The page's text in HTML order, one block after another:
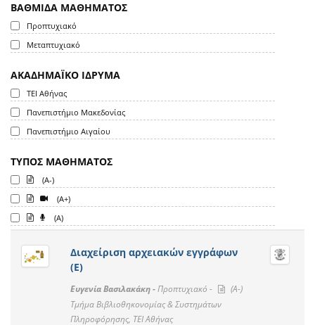
ΒΑΘΜΙΔΑ ΜΑΘΗΜΑΤΟΣ
Προπτυχιακό
Μεταπτυχιακό
ΑΚΑΔΗΜΑΪΚΟ ΙΔΡΥΜΑ
ΤΕΙ Αθήνας
Πανεπιστήμιο Μακεδονίας
Πανεπιστήμιο Αιγαίου
ΤΥΠΟΣ ΜΑΘΗΜΑΤΟΣ
(A-)
(A+)
(A)
Διαχείριση αρχειακών εγγράφων
(Ε)
Ευγενία Βασιλακάκη -Προπτυχιακό -
(A-)
Τμήμα Βιβλιοθηκονομίας & Συστημάτων
Πληροφόρησης, ΤΕΙ Αθήνας